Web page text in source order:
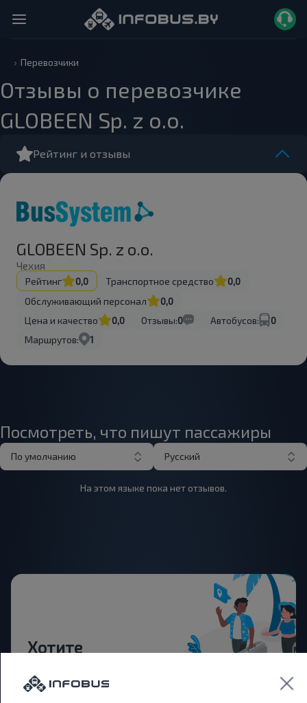
Перевозчики
Отзывы о перевозчике
GLOBEEN Sp. z o.o.
Рейтинг и отзывы
GLOBEEN Sp. z o.o.
Чехия
Рейтинг 0,0 Транспортное средство
0,0
Обслуживающий персонал
0,0
Цена и качество
0,0 Отзывы:0 Автобусов:
0
Маршрутов:
1
Посмотреть, что пишут пассажиры
По умолчанию Русский
На этом языке пока нет отзывов.
Хотите
дешевле?